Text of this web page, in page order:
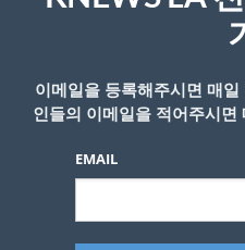
이메일을 등록해주시면 매
인들의 이메일을 적어주시
EMAIL